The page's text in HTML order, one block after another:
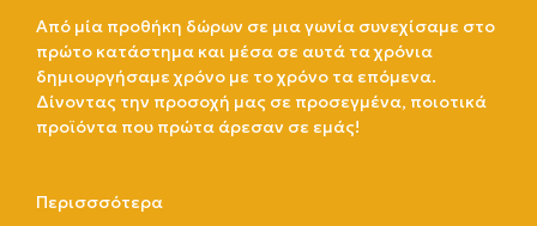
Από μία προθήκη δώρων σε μια γωνία συνεχίσαμε στο
πρώτο κατάστημα και μέσα σε αυτά τα χρόνια
δημιουργήσαμε χρόνο με το χρόνο τα επόμενα.
Δίνοντας την προσοχή μας σε προσεγμένα, ποιοτικά
προϊόντα που πρώτα άρεσαν σε εμάς!
Περισσσότερα